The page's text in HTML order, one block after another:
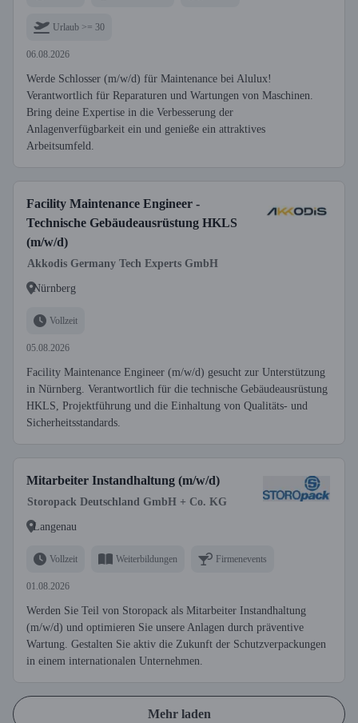
Urlaub >= 30
06.08.2026
Werde Schlosser (m/w/d) für Maintenance bei Alulux!
Verantwortlich für Reparaturen und Wartungen von Maschinen.
Bring deine Expertise in die Verbesserung der
Anlagenverfügbarkeit ein und genieße ein attraktives
Arbeitsumfeld.
Facility Maintenance Engineer -
Technische Gebäudeausrüstung HKLS
(m/w/d)
Akkodis Germany Tech Experts GmbH
Nürnberg
Vollzeit
05.08.2026
Facility Maintenance Engineer (m/w/d) gesucht zur Unterstützung
in Nürnberg. Verantwortlich für die technische Gebäudeausrüstung
HKLS, Projektführung und die Einhaltung von Qualitäts- und
Sicherheitsstandards.
Mitarbeiter Instandhaltung (m/w/d)
Storopack Deutschland GmbH + Co. KG
Langenau
Vollzeit Weiterbildungen Firmenevents
01.08.2026
Werden Sie Teil von Storopack als Mitarbeiter Instandhaltung
(m/w/d) und optimieren Sie unsere Anlagen durch präventive
Wartung. Gestalten Sie aktiv die Zukunft der Schutzverpackungen
in einem internationalen Unternehmen.
Mehr laden